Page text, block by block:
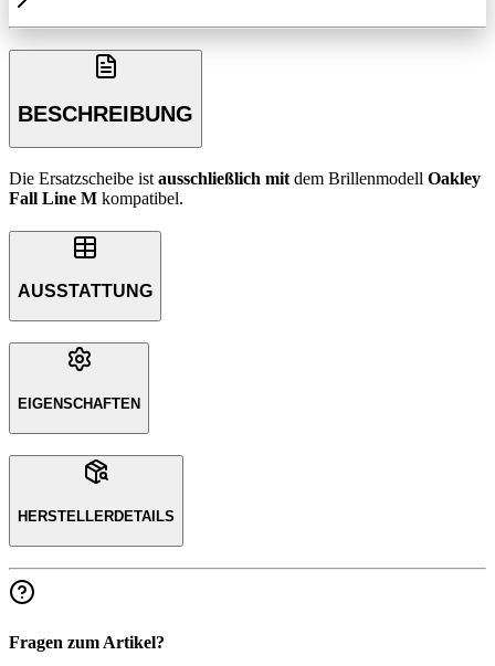
BESCHREIBUNG
Die Ersatzscheibe ist ausschließlich mit dem Brillenmodell Oakley
Fall Line M kompatibel.
AUSSTATTUNG
EIGENSCHAFTEN
HERSTELLERDETAILS
Fragen zum Artikel?